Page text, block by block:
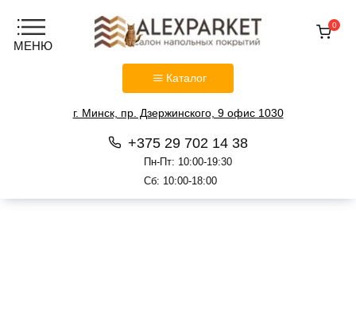
Каталог
г. Минск, пр. Дзержинского, 9 офис 1030
+375 29 702 14 38
Пн-Пт: 10:00-19:30
Сб: 10:00-18:00
0